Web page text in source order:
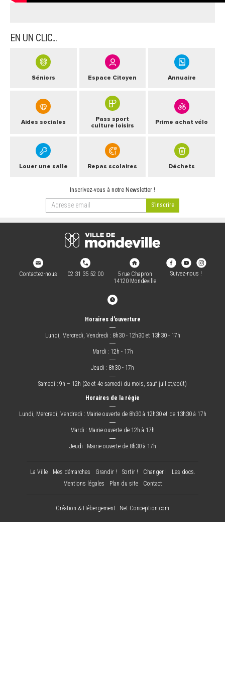
EN UN CLIC...
Séniors Espace Citoyen Annuaire
Aides sociales
Pass sport
culture loisirs
Prime achat vélo
Louer une salle Repas scolaires Déchets
Inscrivez-vous à notre Newsletter !
Contactez-nous 02 31 35 52 00
5 rue Chapron
14120 Mondeville
Suivez-nous !
Horaires d'ouverture
―
Lundi, Mercredi, Vendredi : 8h30 - 12h30 et 13h30 - 17h
―
Mardi : 12h - 17h
―
Jeudi : 8h30 - 17h
―
Samedi : 9h – 12h (2e et 4e samedi du mois, sauf juillet/août)
Horaires de la régie
―
Lundi, Mercredi, Vendredi : Mairie ouverte de 8h30 à 12h30 et de 13h30 à 17h
―
Mardi : Mairie ouverte de 12h à 17h
―
Jeudi : Mairie ouverte de 8h30 à 17h
La Ville Mes démarches Grandir ! Sortir ! Changer !
Les docs.
Mentions légales
Plan du site Contact
Création & Hébergement : Net-Conception.com
DÉLIBÉRATIONS